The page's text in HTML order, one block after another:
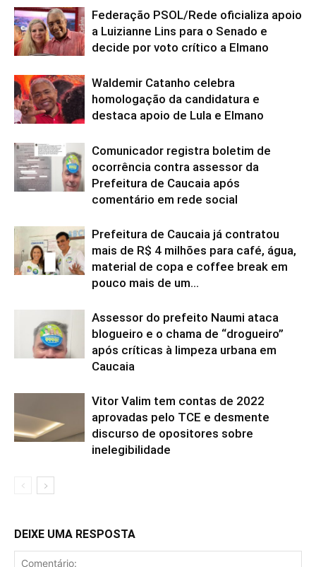
Federação PSOL/Rede oficializa apoio
a Luizianne Lins para o Senado e
decide por voto crítico a Elmano
Waldemir Catanho celebra
homologação da candidatura e
destaca apoio de Lula e Elmano
Comunicador registra boletim de
ocorrência contra assessor da
Prefeitura de Caucaia após
comentário em rede social
Prefeitura de Caucaia já contratou
mais de R$ 4 milhões para café, água,
material de copa e coffee break em
pouco mais de um...
Assessor do prefeito Naumi ataca
blogueiro e o chama de “drogueiro”
após críticas à limpeza urbana em
Caucaia
Vitor Valim tem contas de 2022
aprovadas pelo TCE e desmente
discurso de opositores sobre
inelegibilidade
DEIXE UMA RESPOSTA